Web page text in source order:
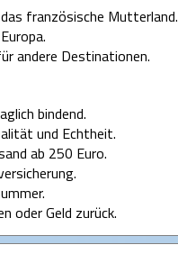
französische Mutterland.
andere Destinationen.
bindend.
und Echtheit.
ab 250 Euro.
oder Geld zurück.